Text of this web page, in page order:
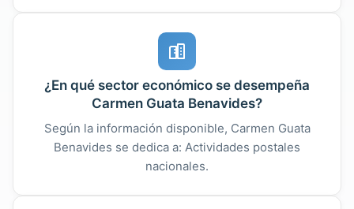
¿En qué sector económico se desempeña
Carmen Guata Benavides?
Según la información disponible, Carmen Guata
Benavides se dedica a: Actividades postales
nacionales.